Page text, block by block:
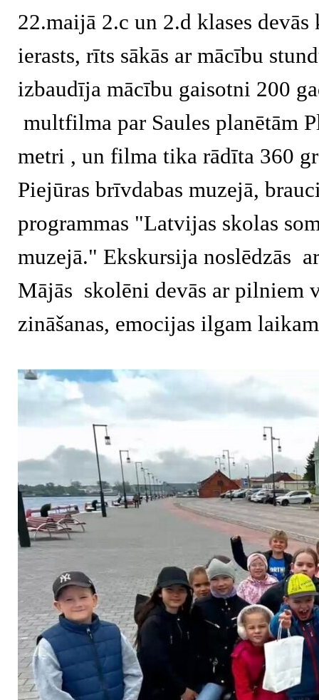
22.maijā 2.c un 2.d klases
ierasts, rīts sākās ar mācību
izbaudīja mācību gaisotni 200
multfilma par Saules planētām
metri , un filma tika rādīta 360
Piejūras brīvdabas muzejā,
programmas "Latvijas skolas
muzejā." Ekskursija noslēdzās
Mājās skolēni devās ar pilniem
zināšanas, emocijas ilgam